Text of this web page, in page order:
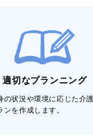
適切なプランニング
の状況や環境に応じた介
を作成します。